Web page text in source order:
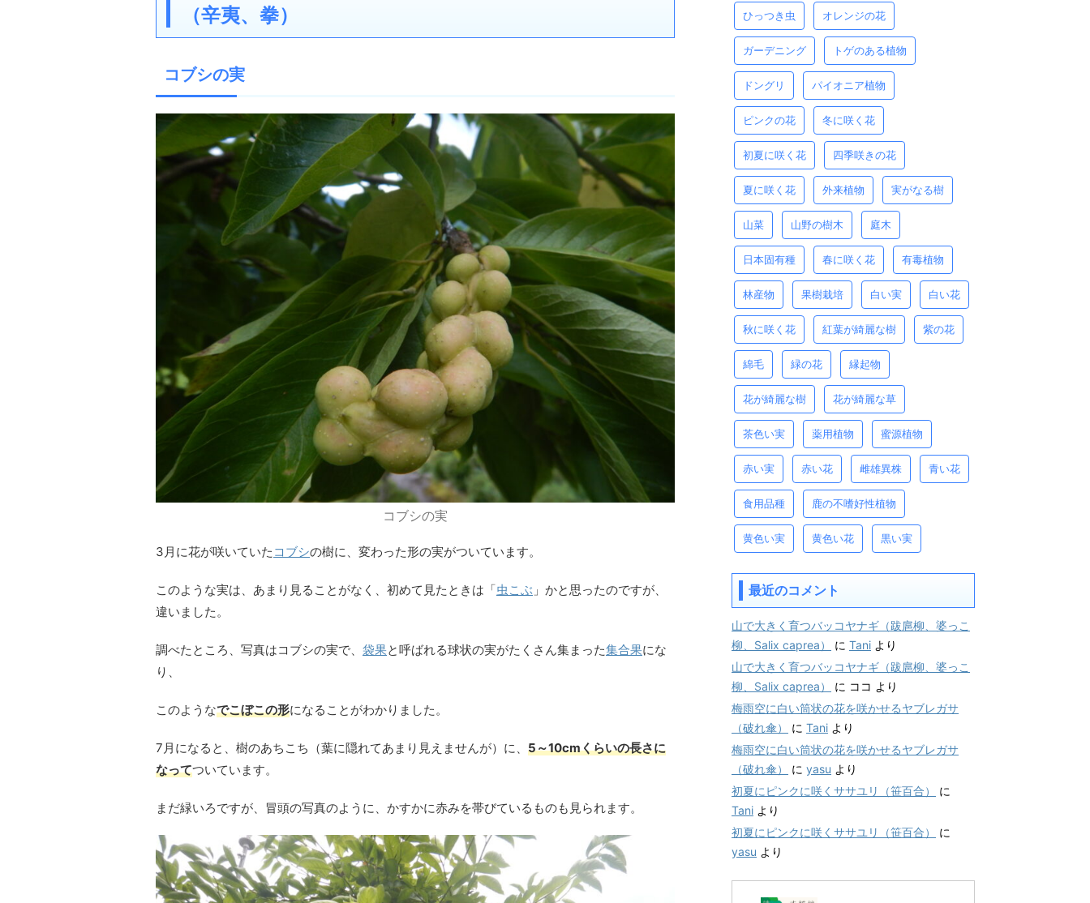
（辛夷、拳）
コブシの実
コブシの実
3月に花が咲いていた コブシの樹に、変わった形の実がついています。
このような実は、あまり見ることがなく、初めて見たときは「虫こぶ 」かと思ったのですが、
違いました。
調べたところ、写真はコブシの実で、 袋果と呼ばれる球状の実がたくさん集まった集合果にな
り、
このようなでこぼこの形になることがわかりました。
7月になると、樹のあちこち（葉に隠れてあまり見えませんが）に、 5～10cmくらいの長さに
なってついています。
まだ緑いろですが、冒頭の写真のように、かすかに赤みを帯びているものも見られます。
ひっつき虫 オレンジの花
ガーデニング トゲのある植物
ドングリ パイオニア植物
ピンクの花 冬に咲く花
初夏に咲く花 四季咲きの花
夏に咲く花 外来植物 実がなる樹
山菜 山野の樹木 庭木
日本固有種 春に咲く花 有毒植物
林産物 果樹栽培 白い実 白い花
秋に咲く花 紅葉が綺麗な樹 紫の花
綿毛 緑の花 縁起物
花が綺麗な樹 花が綺麗な草
茶色い実 薬用植物 蜜源植物
赤い実 赤い花 雌雄異株 青い花
食用品種 鹿の不嗜好性植物
黄色い実 黄色い花 黒い実
最近のコメント
山で大きく育つバッコヤナギ（跋扈柳、婆っこ
柳、Salix caprea）
に Tani より
山で大きく育つバッコヤナギ（跋扈柳、婆っこ
柳、Salix caprea）
に ココ より
梅雨空に白い筒状の花を咲かせるヤブレガサ
（破れ傘）
に Tani より
梅雨空に白い筒状の花を咲かせるヤブレガサ
（破れ傘）
に yasu より
初夏にピンクに咲くササユリ（笹百合）
に
Tani より
初夏にピンクに咲くササユリ（笹百合）
に
yasu より